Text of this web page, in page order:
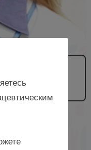
«ГКПЦ», г. Омск